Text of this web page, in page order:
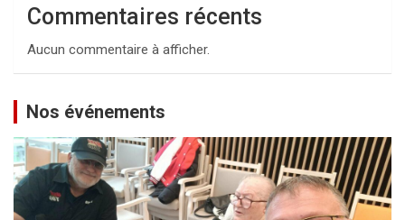
Commentaires récents
Aucun commentaire à afficher.
Nos événements